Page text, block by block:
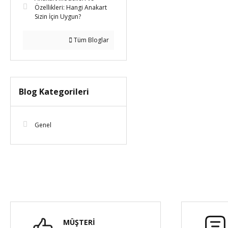
Özellikleri: Hangi Anakart
Sizin İçin Uygun?
Tüm Bloglar
Blog Kategorileri
Genel
MÜŞTERİ